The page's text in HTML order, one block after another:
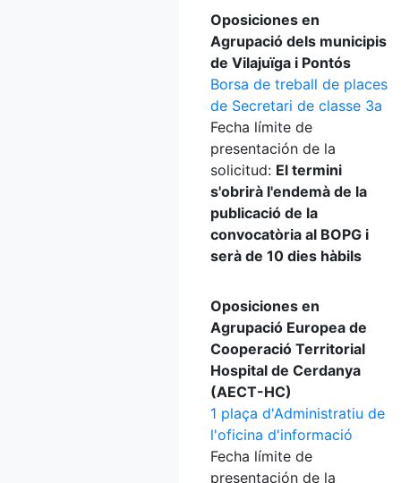
Oposiciones en
Agrupació dels municipis
de Vilajuïga i Pontós
Borsa de treball de places
de Secretari de classe 3a
Fecha límite de
presentación de la
solicitud: El termini
s'obrirà l'endemà de la
publicació de la
convocatòria al BOPG i
serà de 10 dies hàbils
Oposiciones en
Agrupació Europea de
Cooperació Territorial
Hospital de Cerdanya
(AECT-HC)
1 plaça d'Administratiu de
l'oficina d'informació
Fecha límite de
presentación de la